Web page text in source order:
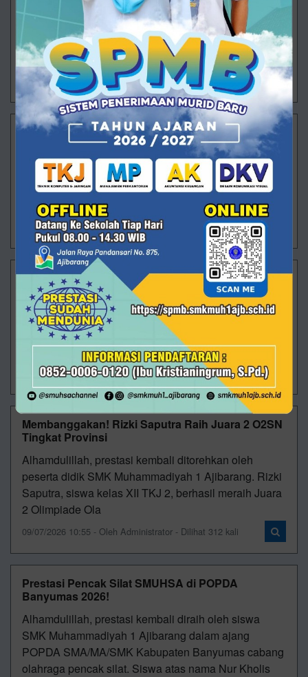
SMK Muhammadiyah 1 Ajibarang terus menghadirkan
berbagai program yang tidak hanya berfokus pada
pencapaian akademik, tetapi juga membentuk
karakter dan kecakapan hidup peserta didik. Sa
30/07/2026 08:17 - Oleh Administrator - Dilihat 88 kali
Langkah Besar Dimulai
Ajibarang – Semangat baru mengawali aktivitas
pembelajaran di SMK Muhammadiyah 1 Ajibarang
pada Senin (20/7/2026). Untuk pertama kalinya
setelah rangkaian Masa Pengenalan Lingkung
29/07/2026 13:38 - Oleh Administrator - Dilihat 85 kali
Langkah Pertama ARVISTAR Menuju Masa Depan
Ajibarang – Pagi itu halaman SMK Muhammadiyah 1
Ajibarang dipenuhi wajah-wajah baru yang datang
dengan berbagai perasaan. Ada yang masih
menggenggam erat tangan orang tua, ada yan
29/07/2026 13:26 - Oleh Administrator - Dilihat 92 kali
Membanggakan! Rizki Saputra Raih Juara 2 O2SN
Tingkat Provinsi
Alhamdulillah, prestasi kembali ditorehkan oleh
peserta didik SMK Muhammadiyah 1 Ajibarang. Rizki
Saputra, siswa kelas XII TKJ 2, berhasil meraih Juara
2 Olimpiade Ola
09/07/2026 10:55 - Oleh Administrator - Dilihat 312 kali
Prestasi Pencak Silat SMUHSA di POPDA
Banyumas 2026!
Alhamdulillah, prestasi kembali diraih oleh siswa
SMK Muhammadiyah 1 Ajibarang dalam ajang
POPDA SMA/MA/SMK Kabupaten Banyumas cabang
olahraga pencak silat. Siswa atas nama Nur Kholis